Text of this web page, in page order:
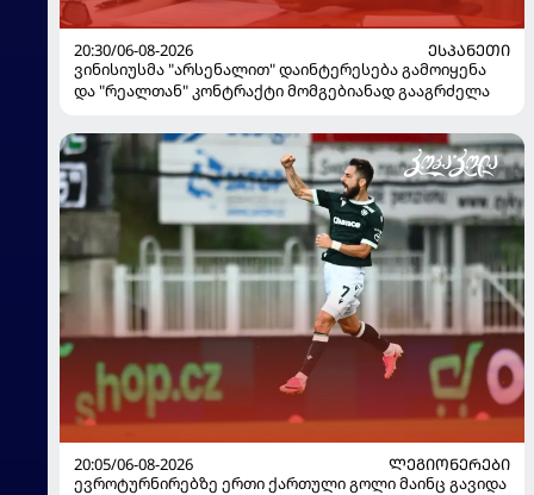
20:30/06-08-2026
ᲔᲡᲞᲐᲜᲔᲗᲘ
ვინისიუსმა "არსენალით" დაინტერესება გამოიყენა
და "რეალთან" კონტრაქტი მომგებიანად გააგრძელა
20:05/06-08-2026
ᲚᲔᲒᲘᲝᲜᲔᲠᲔᲑᲘ
ევროტურნირებზე ერთი ქართული გოლი მაინც გავიდა